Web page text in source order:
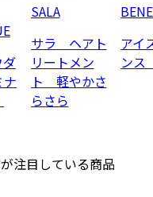
SALA
サラ ヘアト
リートメン
ト 軽やかさ
らさら
アイ
ン
注目している商品